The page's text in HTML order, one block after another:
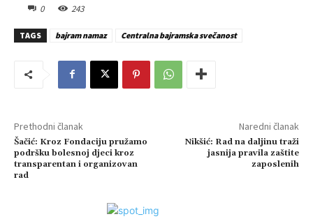
0 243
TAGS bajram namaz Centralna bajramska svečanost
Prethodni članak
Šačić: Kroz Fondaciju pružamo
podršku bolesnoj djeci kroz
transparentan i organizovan
rad
Naredni članak
Nikšić: Rad na daljinu traži
jasnija pravila zaštite
zaposlenih